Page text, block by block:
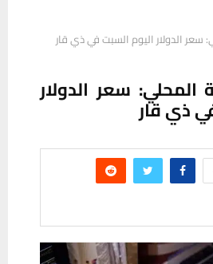
سعر الدولار اليوم السبت في ذي قار
المحلي: سعر الدولار
ذي قار